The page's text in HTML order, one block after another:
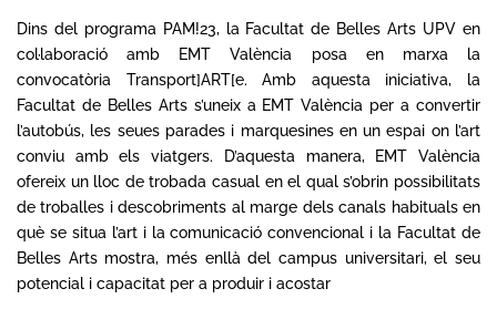
06-
16
Dins del programa PAM!23, la Facultat de Belles Arts UPV en
col·laboració amb EMT València posa en marxa la
convocatòria Transport]ART[e. Amb aquesta iniciativa, la
Facultat de Belles Arts s’uneix a EMT València per a convertir
l’autobús, les seues parades i marquesines en un espai on l’art
conviu amb els viatgers. D’aquesta manera, EMT València
ofereix un lloc de trobada casual en el qual s’obrin possibilitats
de troballes i descobriments al marge dels canals habituals en
què se situa l’art i la comunicació convencional i la Facultat de
Belles Arts mostra, més enllà del campus universitari, el seu
potencial i capacitat per a produir i acostar